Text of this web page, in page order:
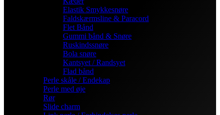
Elastik Smykkesnøre
Faldskærmsline & Paracord
Flet Bånd
Gummi bånd & Snøre
Ruskindssnøre
Bola snøre
Kantsyet / Randsyet
Flad bånd
Perle skåle / Endekap
Perle med øje
Rør
Slide charm